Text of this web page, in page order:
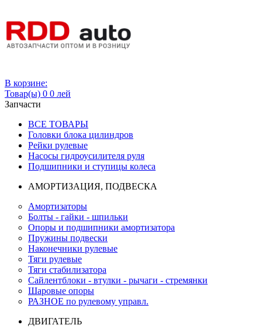
В корзине:
Товар(ы) 0 0 лей
Запчасти
ВСЕ ТОВАРЫ
Головки блока цилиндров
Рейки рулевые
Насосы гидроусилителя руля
Подшипники и ступицы колеса
АМОРТИЗАЦИЯ, ПОДВЕСКА
Амортизаторы
Болты - гайки - шпильки
Опоры и подшипники амортизатора
Пружины подвески
Наконечники рулевые
Тяги рулевые
Тяги стабилизатора
Сайлентблоки - втулки - рычаги - стремянки
Шаровые опоры
РАЗНОЕ по рулевому управл.
ДВИГАТЕЛЬ